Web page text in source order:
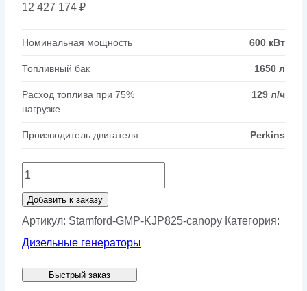
12 427 174 ₽
Номинальная мощность 600 кВт
Топливный бак 1650 л
Расход топлива при 75%
нагрузке
129 л/ч
Производитель двигателя Perkins
Количество
товара
Генератор
Stamford
KJP825
Добавить к заказу
Артикул: Stamford-GMP-KJP825-canopy Категория:
Дизельные генераторы
Быстрый заказ